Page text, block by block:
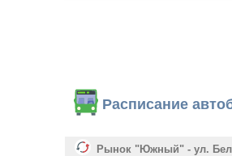
Расписание
Рынок "Южный" - ул.